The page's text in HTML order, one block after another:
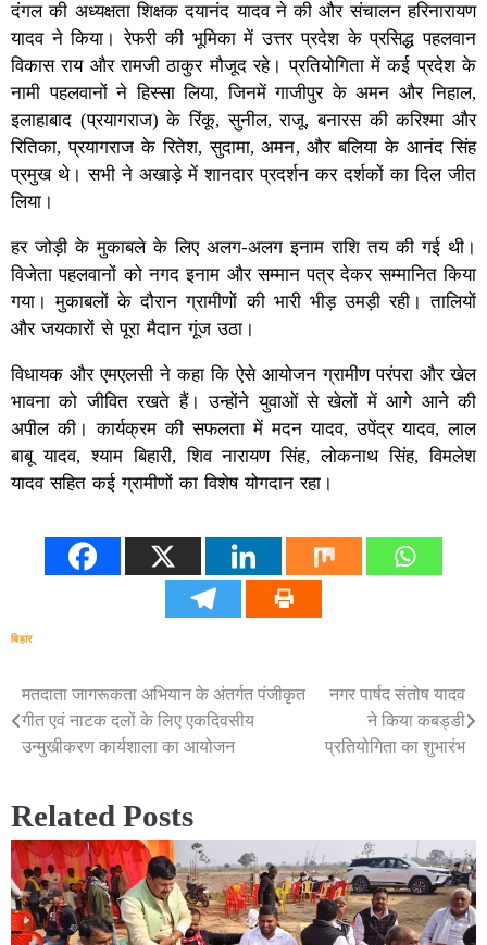
दंगल की अध्यक्षता शिक्षक दयानंद यादव ने की और संचालन हरिनारायण
यादव ने किया। रेफरी की भूमिका में उत्तर प्रदेश के प्रसिद्ध पहलवान
विकास राय और रामजी ठाकुर मौजूद रहे। प्रतियोगिता में कई प्रदेश के
नामी पहलवानों ने हिस्सा लिया, जिनमें गाजीपुर के अमन और निहाल,
इलाहाबाद (प्रयागराज) के रिंकू, सुनील, राजू, बनारस की करिश्मा और
रितिका, प्रयागराज के रितेश, सुदामा, अमन, और बलिया के आनंद सिंह
प्रमुख थे। सभी ने अखाड़े में शानदार प्रदर्शन कर दर्शकों का दिल जीत
लिया।
हर जोड़ी के मुकाबले के लिए अलग-अलग इनाम राशि तय की गई थी।
विजेता पहलवानों को नगद इनाम और सम्मान पत्र देकर सम्मानित किया
गया। मुकाबलों के दौरान ग्रामीणों की भारी भीड़ उमड़ी रही। तालियों
और जयकारों से पूरा मैदान गूंज उठा।
विधायक और एमएलसी ने कहा कि ऐसे आयोजन ग्रामीण परंपरा और खेल
भावना को जीवित रखते हैं। उन्होंने युवाओं से खेलों में आगे आने की
अपील की। कार्यक्रम की सफलता में मदन यादव, उपेंद्र यादव, लाल
बाबू यादव, श्याम बिहारी, शिव नारायण सिंह, लोकनाथ सिंह, विमलेश
यादव सहित कई ग्रामीणों का विशेष योगदान रहा।
बिहार
Post
navigation
मतदाता जागरूकता अभियान के अंतर्गत पंजीकृत
गीत एवं नाटक दलों के लिए एकदिवसीय
उन्मुखीकरण कार्यशाला का आयोजन
नगर पार्षद संतोष यादव
ने किया कबड्डी
प्रतियोगिता का शुभारंभ
Related Posts